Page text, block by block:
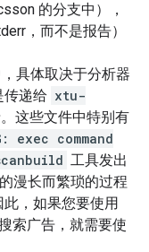
的分支中），
，而不是报告）
具体取决于分析器
传递给 xtu-
这些文件中特别有
exec command
工具发出
漫长而繁琐的过程
此，如果您要使用
索广告，就需要使